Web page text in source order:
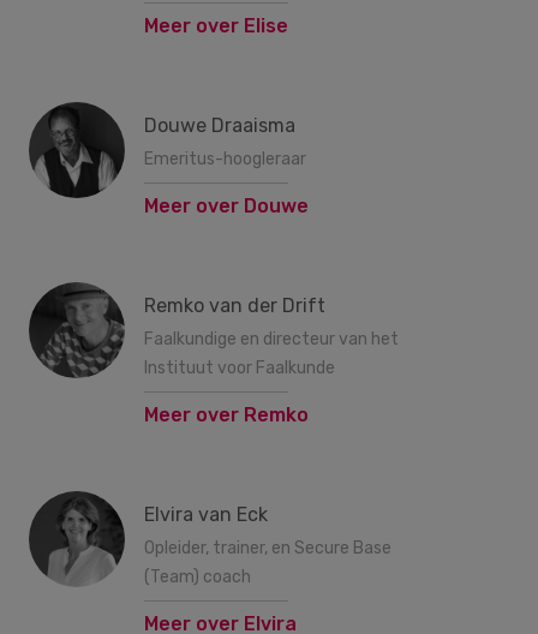
Meer over Elise
Douwe Draaisma
Emeritus-hoogleraar
Meer over Douwe
Remko van der Drift
Faalkundige en directeur van het
Instituut voor Faalkunde
Meer over Remko
Elvira van Eck
Opleider, trainer, en Secure Base
(Team) coach
Meer over Elvira